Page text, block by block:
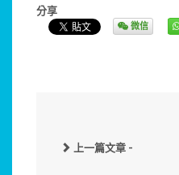
分享
微信
上一篇文章 -